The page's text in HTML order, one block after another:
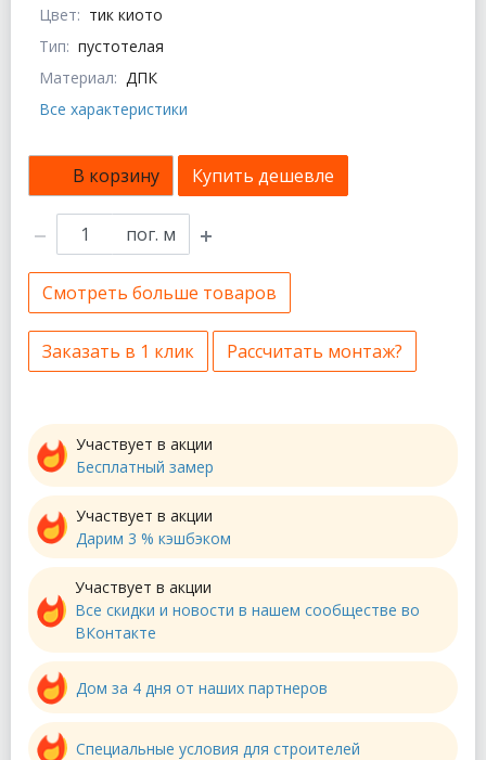
Цвет: тик киото
Тип: пустотелая
Материал: ДПК
Все характеристики
В корзину Купить дешевле
пог. м
Смотреть больше товаров
Заказать в 1 клик Рассчитать монтаж?
Участвует в акции
Бесплатный замер
Участвует в акции
Дарим 3 % кэшбэком
Участвует в акции
Все скидки и новости в нашем сообществе во
ВКонтакте
Дом за 4 дня от наших партнеров
Специальные условия для строителей